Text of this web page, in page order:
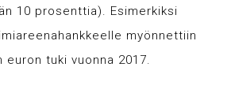
10 prosenttia). Esimerkiksi
myönnettiin
euron tuki vuonna 2017.